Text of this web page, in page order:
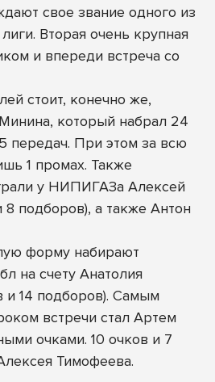
свое звание одного из
Вторая очень крупная
и впереди встреча со
стоит, конечно же,
который набрал 24
передач. При этом за всю
1 промах. Также
у НИПИГАЗа Алексей
подборов), а также Антон
форму набирают
на счету Анатолия
и 14 подборов). Самым
встречи стал Артем
очками. 10 очков и 7
Тимофеева.